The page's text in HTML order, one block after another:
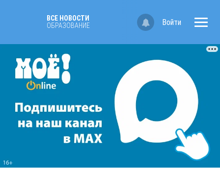
ВСЕ НОВОСТИ
OБРАЗОВАНИЕ
Войти